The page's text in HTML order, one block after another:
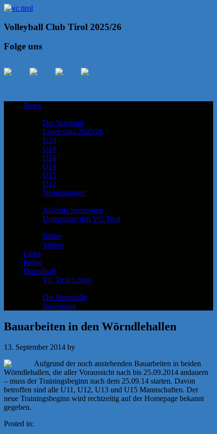
Volleyball Club Tirol 2025/26
Folge uns
News
Der Vorstand
Landesliga 2025/26
U20
U18
U16
U14
U13
U12
Neueinsteiger
Aktuelle Sponsoren
Unterstütze den VC Tirol
Bilder
Videos
Links
Presse
Download
VC Tirol Logos
Die Heimhalle
Impressum
Bauarbeiten in den Wörndlehallen
13. September 2014 by
Aufgrund der noch anstehenden Bauarbeiten in beiden
Wörndlehallen, die aller Voraussicht nach bis 25.09.2014 andauern
– muss der Trainingsbeginn nach dem 25.09.14 starten. Davon
betroffen sind alle U11, U12, U13 und U15 Mannschaften. Der
neue Trainingsbeginn wird rechtzeitig auf der Homepage bekannt
gegeben.
Posted in: